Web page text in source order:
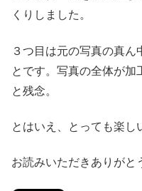
くりしました。
３つ目は元の写真の真ん
とです。写真の全体が加
と残念。
とはいえ、とっても楽し
お読みいただきありがと